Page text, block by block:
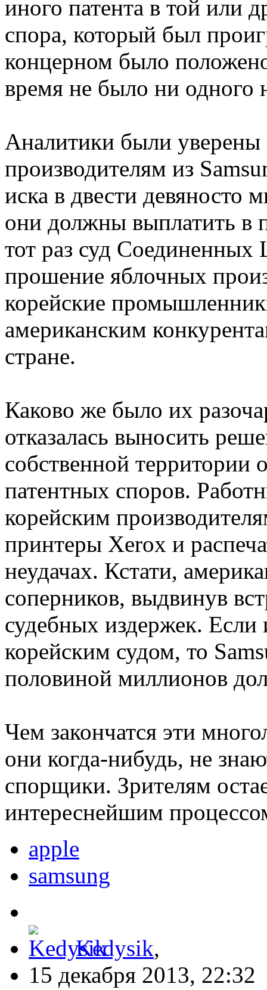
иного патента в той или
спора, который был
концерном было
время не было ни одного
Аналитики были уверены
производителям из
иска в двести девяносто
они должны выплатить в
тот раз суд
прошение яблочных
корейские
американским
стране.
Каково же было их
отказалась выносить
собственной территории
патентных споров.
корейским
принтеры Xerox и
неудачах. Кстати,
соперников, выдвинув
судебных издержек. Если
корейским судом, то
половиной миллионов
Чем закончатся эти
они когда-нибудь, не
спорщики. Зрителям
интереснейшим
apple
samsung
Kedysik,
15 декабря 2013, 22:32